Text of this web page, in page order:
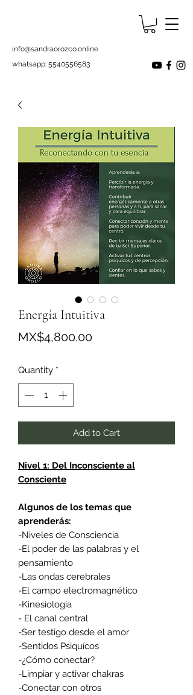
info@sandraorozco.online
whatsapp: 5540556583
Energía Intuitiva
MX$4,800.00Price
Quantity *
Add to Cart
Nivel 1: Del Inconsciente al
Consciente
Algunos de los temas que
aprenderás:
-Niveles de Consciencia
-El poder de las palabras y el
pensamiento
-Las ondas cerebrales
-El campo electromagnético
-Kinesiología
- El canal central
-Ser testigo desde el amor
-Sentidos Psiquícos
-¿Cómo conectar?
-Limpiar y activar chakras
-Conectar con otros